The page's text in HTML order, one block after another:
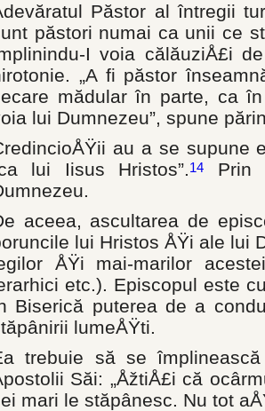
Păstor al întregii
păstori numai ca unii ce
I voia călăuziÅ£i
„A fi păstor
mădular în parte, ca
lui Dumnezeu”, spune
au a se supune
lui Iisus Hristos”.14
Prin
aceea, ascultarea de
lui Hristos ÅŸi ale lui
ÅŸi mai-marilor
etc.). Episcopul este
Biserică puterea de a
lumeÅŸti.
trebuie să se
Săi: „ÅžtiÅ£i că
mari le stăpânesc. Nu tot